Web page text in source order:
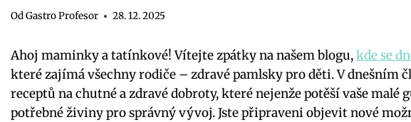
OdGastro Profesor 28. 12. 2025
Ahoj maminky a tatínkové! Vítejte zpátky na našem blogu,kde se
které zajímá všechny rodiče – zdravé pamlsky pro děti. V dnešním
receptů na chutné a zdravé dobroty, které nejenže potěší vaše malé
potřebné živiny pro správný vývoj. Jste připraveni objevit nové